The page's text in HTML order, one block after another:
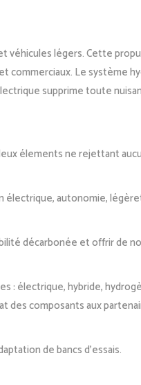
légers. Cette
commerciaux. Le système
supprime toute
élements ne rejettant
électrique, autonomie,
décarbonée et offrir de
: électrique, hybride,
composants aux
de bancs d’essais.